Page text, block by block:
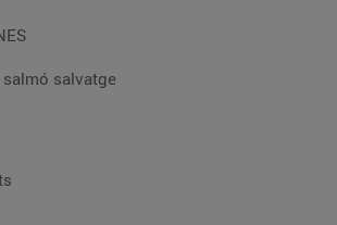
salvatge